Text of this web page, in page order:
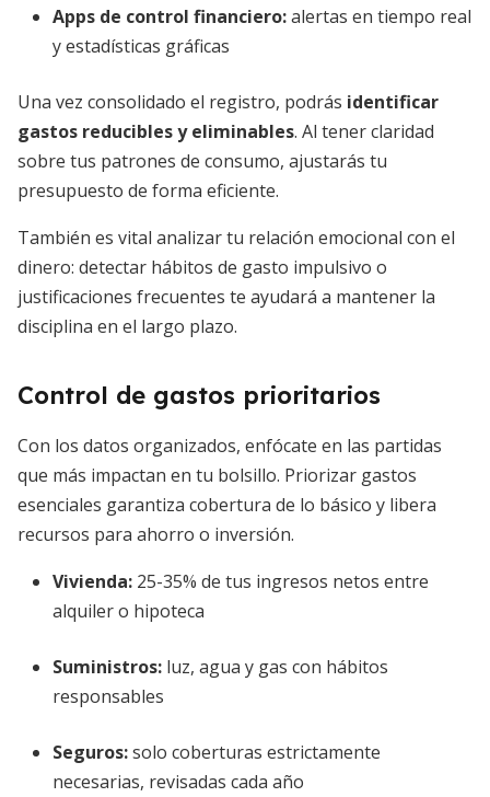
Apps de control financiero:alertas en tiempo real
y estadísticas gráficas
Una vez consolidado el registro, podrás identificar
gastos reducibles y eliminables. Al tener claridad
sobre tus patrones de consumo, ajustarás tu
presupuesto de forma eficiente.
También es vital analizar tu relación emocional con el
dinero: detectar hábitos de gasto impulsivo o
justificaciones frecuentes te ayudará a mantener la
disciplina en el largo plazo.
Control de gastos prioritarios
Con los datos organizados, enfócate en las partidas
que más impactan en tu bolsillo. Priorizar gastos
esenciales garantiza cobertura de lo básico y libera
recursos para ahorro o inversión.
Vivienda: 25-35% de tus ingresos netos entre
alquiler o hipoteca
Suministros: luz, agua y gas con hábitos
responsables
Seguros:solo coberturas estrictamente
necesarias, revisadas cada año